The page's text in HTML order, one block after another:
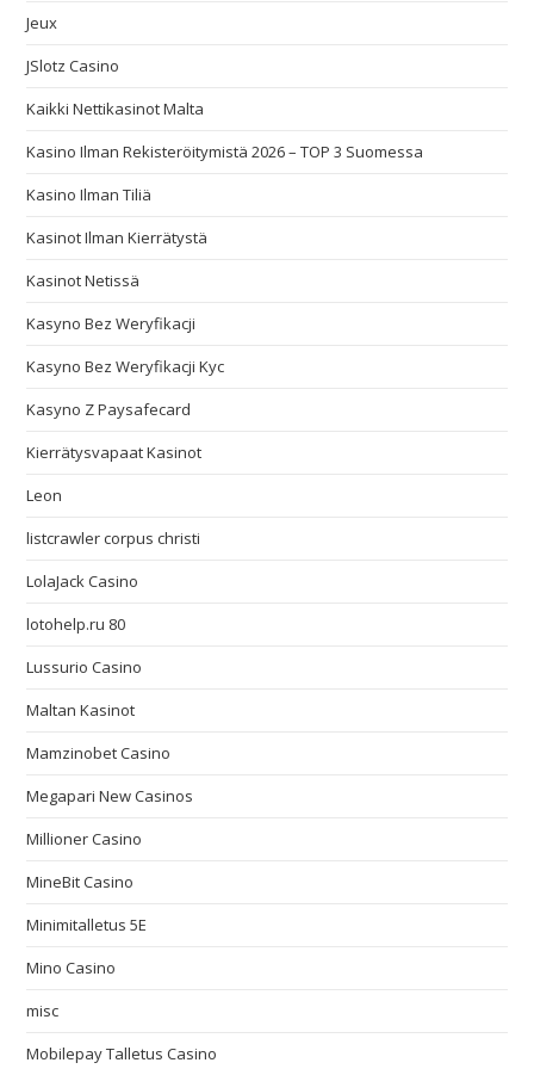
Jeux
JSlotz Casino
Kaikki Nettikasinot Malta
Kasino Ilman Rekisteröitymistä 2026 – TOP 3 Suomessa
Kasino Ilman Tiliä
Kasinot Ilman Kierrätystä
Kasinot Netissä
Kasyno Bez Weryfikacji
Kasyno Bez Weryfikacji Kyc
Kasyno Z Paysafecard
Kierrätysvapaat Kasinot
Leon
listcrawler corpus christi
LolaJack Casino
lotohelp.ru 80
Lussurio Casino
Maltan Kasinot
Mamzinobet Casino
Megapari New Casinos
Millioner Casino
MineBit Casino
Minimitalletus 5E
Mino Casino
misc
Mobilepay Talletus Casino